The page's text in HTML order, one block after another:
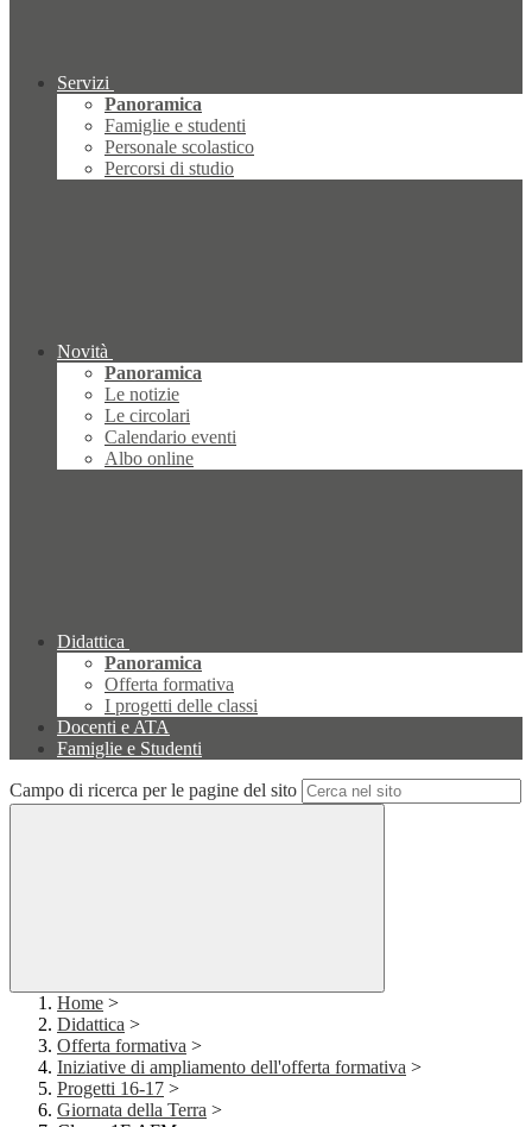
Servizi
Panoramica
Famiglie e studenti
Personale scolastico
Percorsi di studio
Novità
Panoramica
Le notizie
Le circolari
Calendario eventi
Albo online
Didattica
Panoramica
Offerta formativa
I progetti delle classi
Docenti e ATA
Famiglie e Studenti
Campo di ricerca per le pagine del sito
Home >
Didattica >
Offerta formativa >
Iniziative di ampliamento dell'offerta formativa >
Progetti 16-17 >
Giornata della Terra >